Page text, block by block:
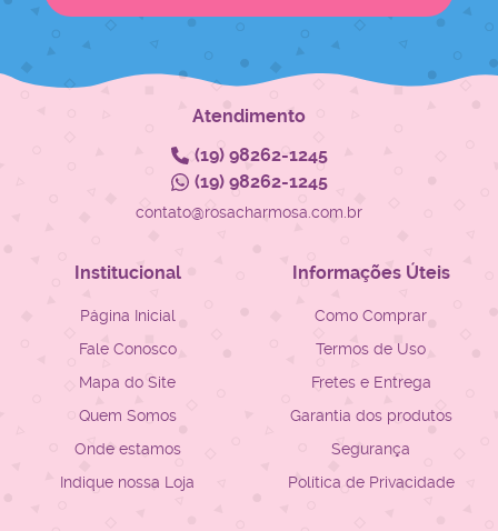
Atendimento
(19)98262-1245
(19)98262-1245
contato@rosacharmosa.com.br
Institucional
Página Inicial
Fale Conosco
Mapa do Site
Quem Somos
Onde estamos
Indique nossa Loja
Informações Úteis
Como Comprar
Termos de Uso
Fretes e Entrega
Garantia dos produtos
Segurança
Política de Privacidade